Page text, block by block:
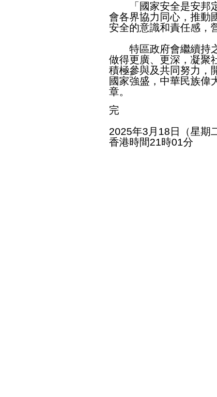
「國家安全是安邦定
會各界協力同心，推動
安全的意識和責任感，
特區政府會繼續持之
做得更廣、更深，凝聚
積極參與及共同努力，
國家強盛，中華民族偉
章。
完
2025年3月18日（星期
香港時間21時01分